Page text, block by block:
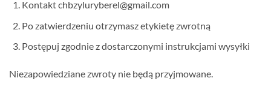
Kontakt chbzyluryberel@gmail.com
Po zatwierdzeniu otrzymasz etykietę zwrotną
Postępuj zgodnie z dostarczonymi instrukcjami wysyłki
Niezapowiedziane zwroty nie będą przyjmowane.